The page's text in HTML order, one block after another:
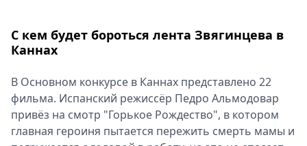
С кем будет бороться лента Звягинцева в
Каннах
В Основном конкурсе в Каннах представлено 22
фильма. Испанский режиссёр Педро Альмодовар
привёз на смотр "Горькое Рождество", в котором
главная героиня пытается пережить смерть мамы и